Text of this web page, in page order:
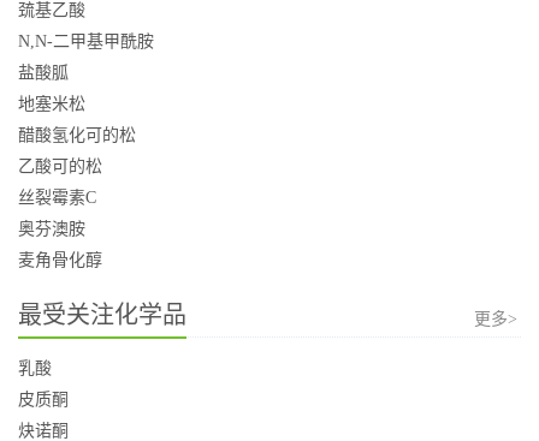
巯基乙酸
N,N-二甲基甲酰胺
盐酸胍
地塞米松
醋酸氢化可的松
乙酸可的松
丝裂霉素C
奥芬澳胺
麦角骨化醇
最受关注化学品 更多>
乳酸
皮质酮
炔诺酮